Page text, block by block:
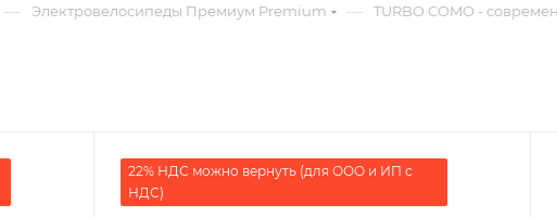
— Электровелосипеды Премиум Premium — TURBO COMO -
22% НДС можно вернуть (для ООО и ИП с
НДС)